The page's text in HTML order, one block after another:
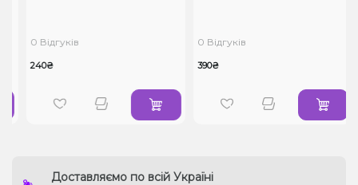
0 Відгуків
240₴
0 Відгуків
390₴
Доставляємо по всій Україні